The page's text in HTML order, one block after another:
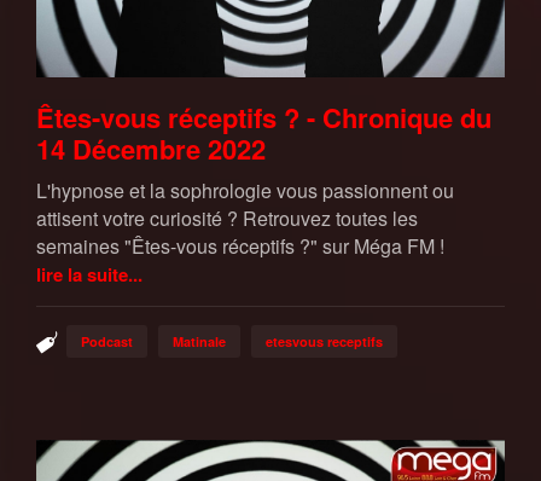
Êtes-vous réceptifs ? - Chronique du
14 Décembre 2022
L'hypnose et la sophrologie vous passionnent ou
attisent votre curiosité ? Retrouvez toutes les
semaines "Êtes-vous réceptifs ?" sur Méga FM !
lire la suite...
Podcast Matinale etesvous receptifs